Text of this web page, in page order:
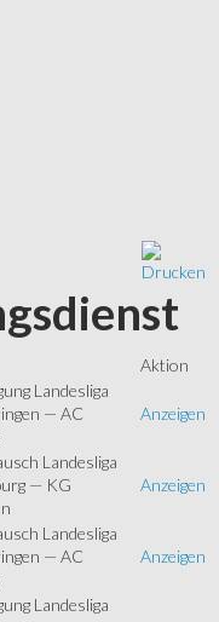
Aktion
Landesliga
— AC
Anzeigen
Landesliga
— KG
Anzeigen
Landesliga
— AC
Anzeigen
Landesliga